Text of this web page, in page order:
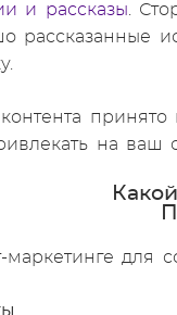
и рассказы.
рассказанные
на ваш
маркетинге для